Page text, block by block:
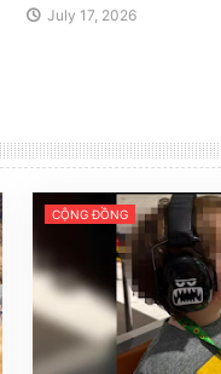
July 17, 2026
CỘNG ĐỒNG